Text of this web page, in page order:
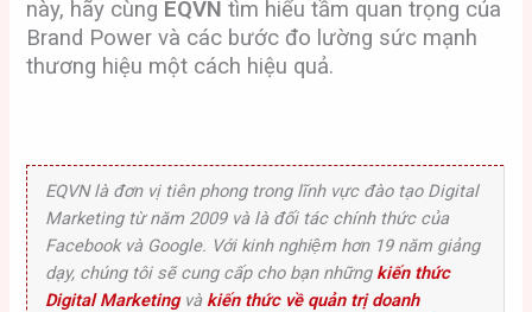
này, hãy cùng EQVN tìm hiểu tầm quan trọng của
Brand Power và các bước đo lường sức mạnh
thương hiệu một cách hiệu quả.
EQVN là đơn vị tiên phong trong lĩnh vực đào tạo Digital
Marketing từ năm 2009 và là đối tác chính thức của
Facebook và Google. Với kinh nghiệm hơn 19 năm giảng
dạy, chúng tôi sẽ cung cấp cho bạn những kiến thức
Digital Marketingvà kiến thức về quản trị doanh